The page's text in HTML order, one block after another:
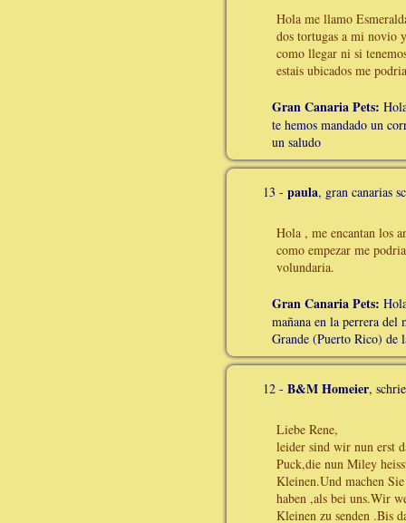
Hola me llamo
dos tortugas a mi novio
como llegar ni si
estais ubicados me
Gran Canaria Pets:
te hemos mandado un
un saludo
13 - paula, gran
Hola , me encantan los
como empezar me
volundaria.
Gran Canaria Pets:
mañana en la perrera
Grande (Puerto Rico) de
12 - B&M Homeier,
Liebe Rene,
leider sind wir nun erst
Puck,die nun Miley
Kleinen.Und machen
haben ,als bei uns.Wir
Kleinen zu senden .Bis